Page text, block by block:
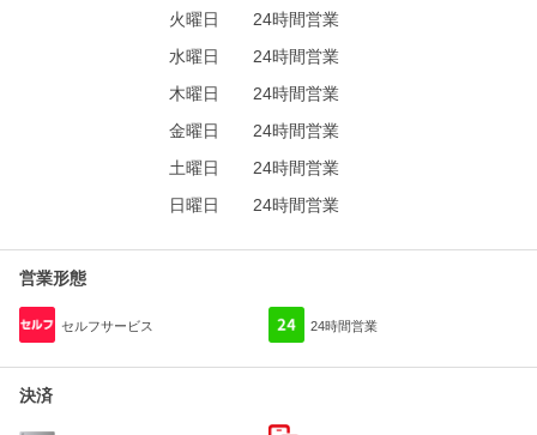
火曜日
24時間営業
水曜日
24時間営業
木曜日
24時間営業
金曜日
24時間営業
土曜日
24時間営業
日曜日
24時間営業
営業形態
セルフサービス 24時間営業
決済